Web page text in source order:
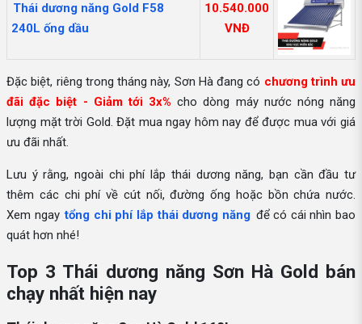
Thái dương năng Gold F58
240L ống dầu
10.540.000
VNĐ
Đặc biệt, riêng trong tháng này, Sơn Hà đang có chương trình ưu
đãi đặc biệt - Giảm tới 3x%cho dòng máy nước nóng năng
lượng mặt trời Gold. Đặt mua ngay hôm nay để được mua với giá
ưu đãi nhất.
Lưu ý rằng, ngoài chi phí lắp thái dương năng, bạn cần đầu tư
thêm các chi phí về cút nối, đường ống hoặc bồn chứa nước.
Xem ngay tổng chi phí lắp thái dương năng để có cái nhìn bao
quát hơn nhé!
Top 3 Thái dương năng Sơn Hà Gold bán
chạy nhất hiện nay